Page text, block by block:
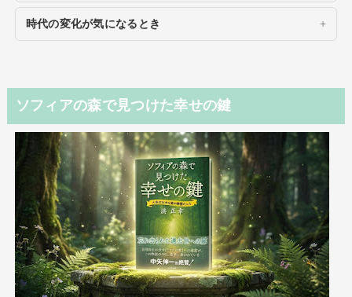
時代の変化が気になるとき
ソフィアの森で見つけた幸せの鍵